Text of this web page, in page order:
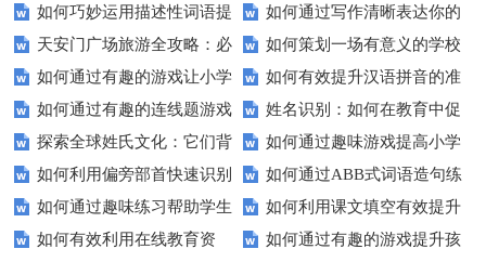
力？
拼写能力？
如何巧妙运用描述性词语提
升教育效果？
如何通过写作清晰表达你的
愿望？
天安门广场旅游全攻略：必
看的历史与文化景点
如何策划一场有意义的学校
升旗仪式？
如何通过有趣的游戏让小学
生轻松掌握常见姓氏？
如何有效提升汉语拼音的准
确性和流利度？这里有妙招！
如何通过有趣的连线题游戏
提升孩子的逻辑思维能力？
姓名识别：如何在教育中促
进个性化学习？
探索全球姓氏文化：它们背
后隐藏的故事？
如何通过趣味游戏提高小学
生的拼音水平？
如何利用偏旁部首快速识别
汉字？
如何通过ABB式词语造句练
习提高孩子的语言表达能力？
如何通过趣味练习帮助学生
掌握反义词匹配？
如何利用课文填空有效提升
语文成绩？
如何有效利用在线教育资
如何通过有趣的游戏提升孩